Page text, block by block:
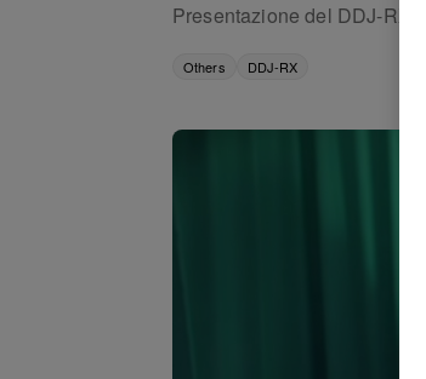
Presentazione del DDJ-RX,
Others DDJ-RX